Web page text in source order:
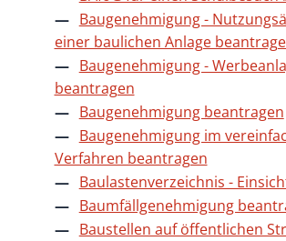
Baugenehmigung -
einer baulichen Anlage
Baugenehmigung -
beantragen
Baugenehmigung beantragen
Baugenehmigung im
Verfahren beantragen
Baulastenverzeichnis -
Baumfällgenehmigung
Baustellen auf öffentlichen